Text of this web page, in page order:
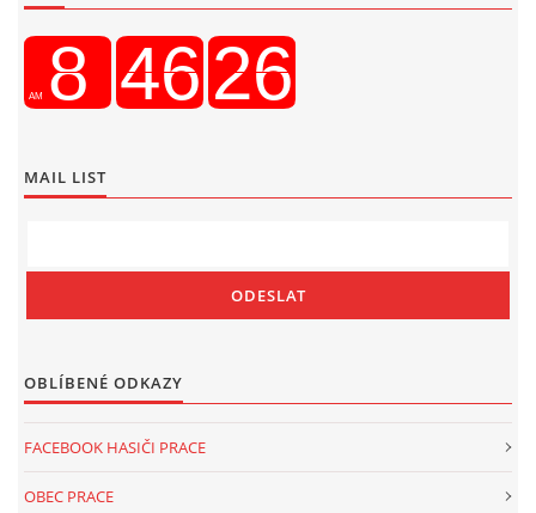
MAIL LIST
OBLÍBENÉ ODKAZY
FACEBOOK HASIČI PRACE
OBEC PRACE